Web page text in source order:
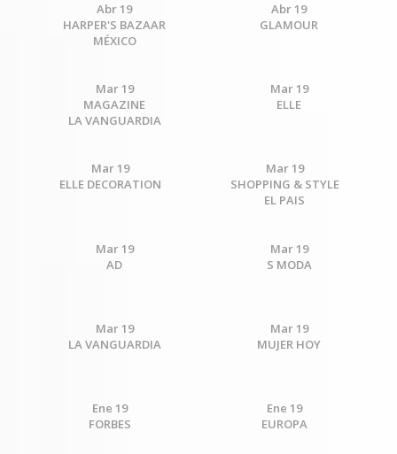
Abr 19
HARPER'S BAZAAR
MÉXICO
Abr 19
GLAMOUR
Mar 19
MAGAZINE
LA VANGUARDIA
Mar 19
ELLE
Mar 19
ELLE DECORATION
Mar 19
SHOPPING & STYLE
EL PAIS
Mar 19
AD
Mar 19
S MODA
Mar 19
LA VANGUARDIA
Mar 19
MUJER HOY
Ene 19
FORBES
Ene 19
EUROPA